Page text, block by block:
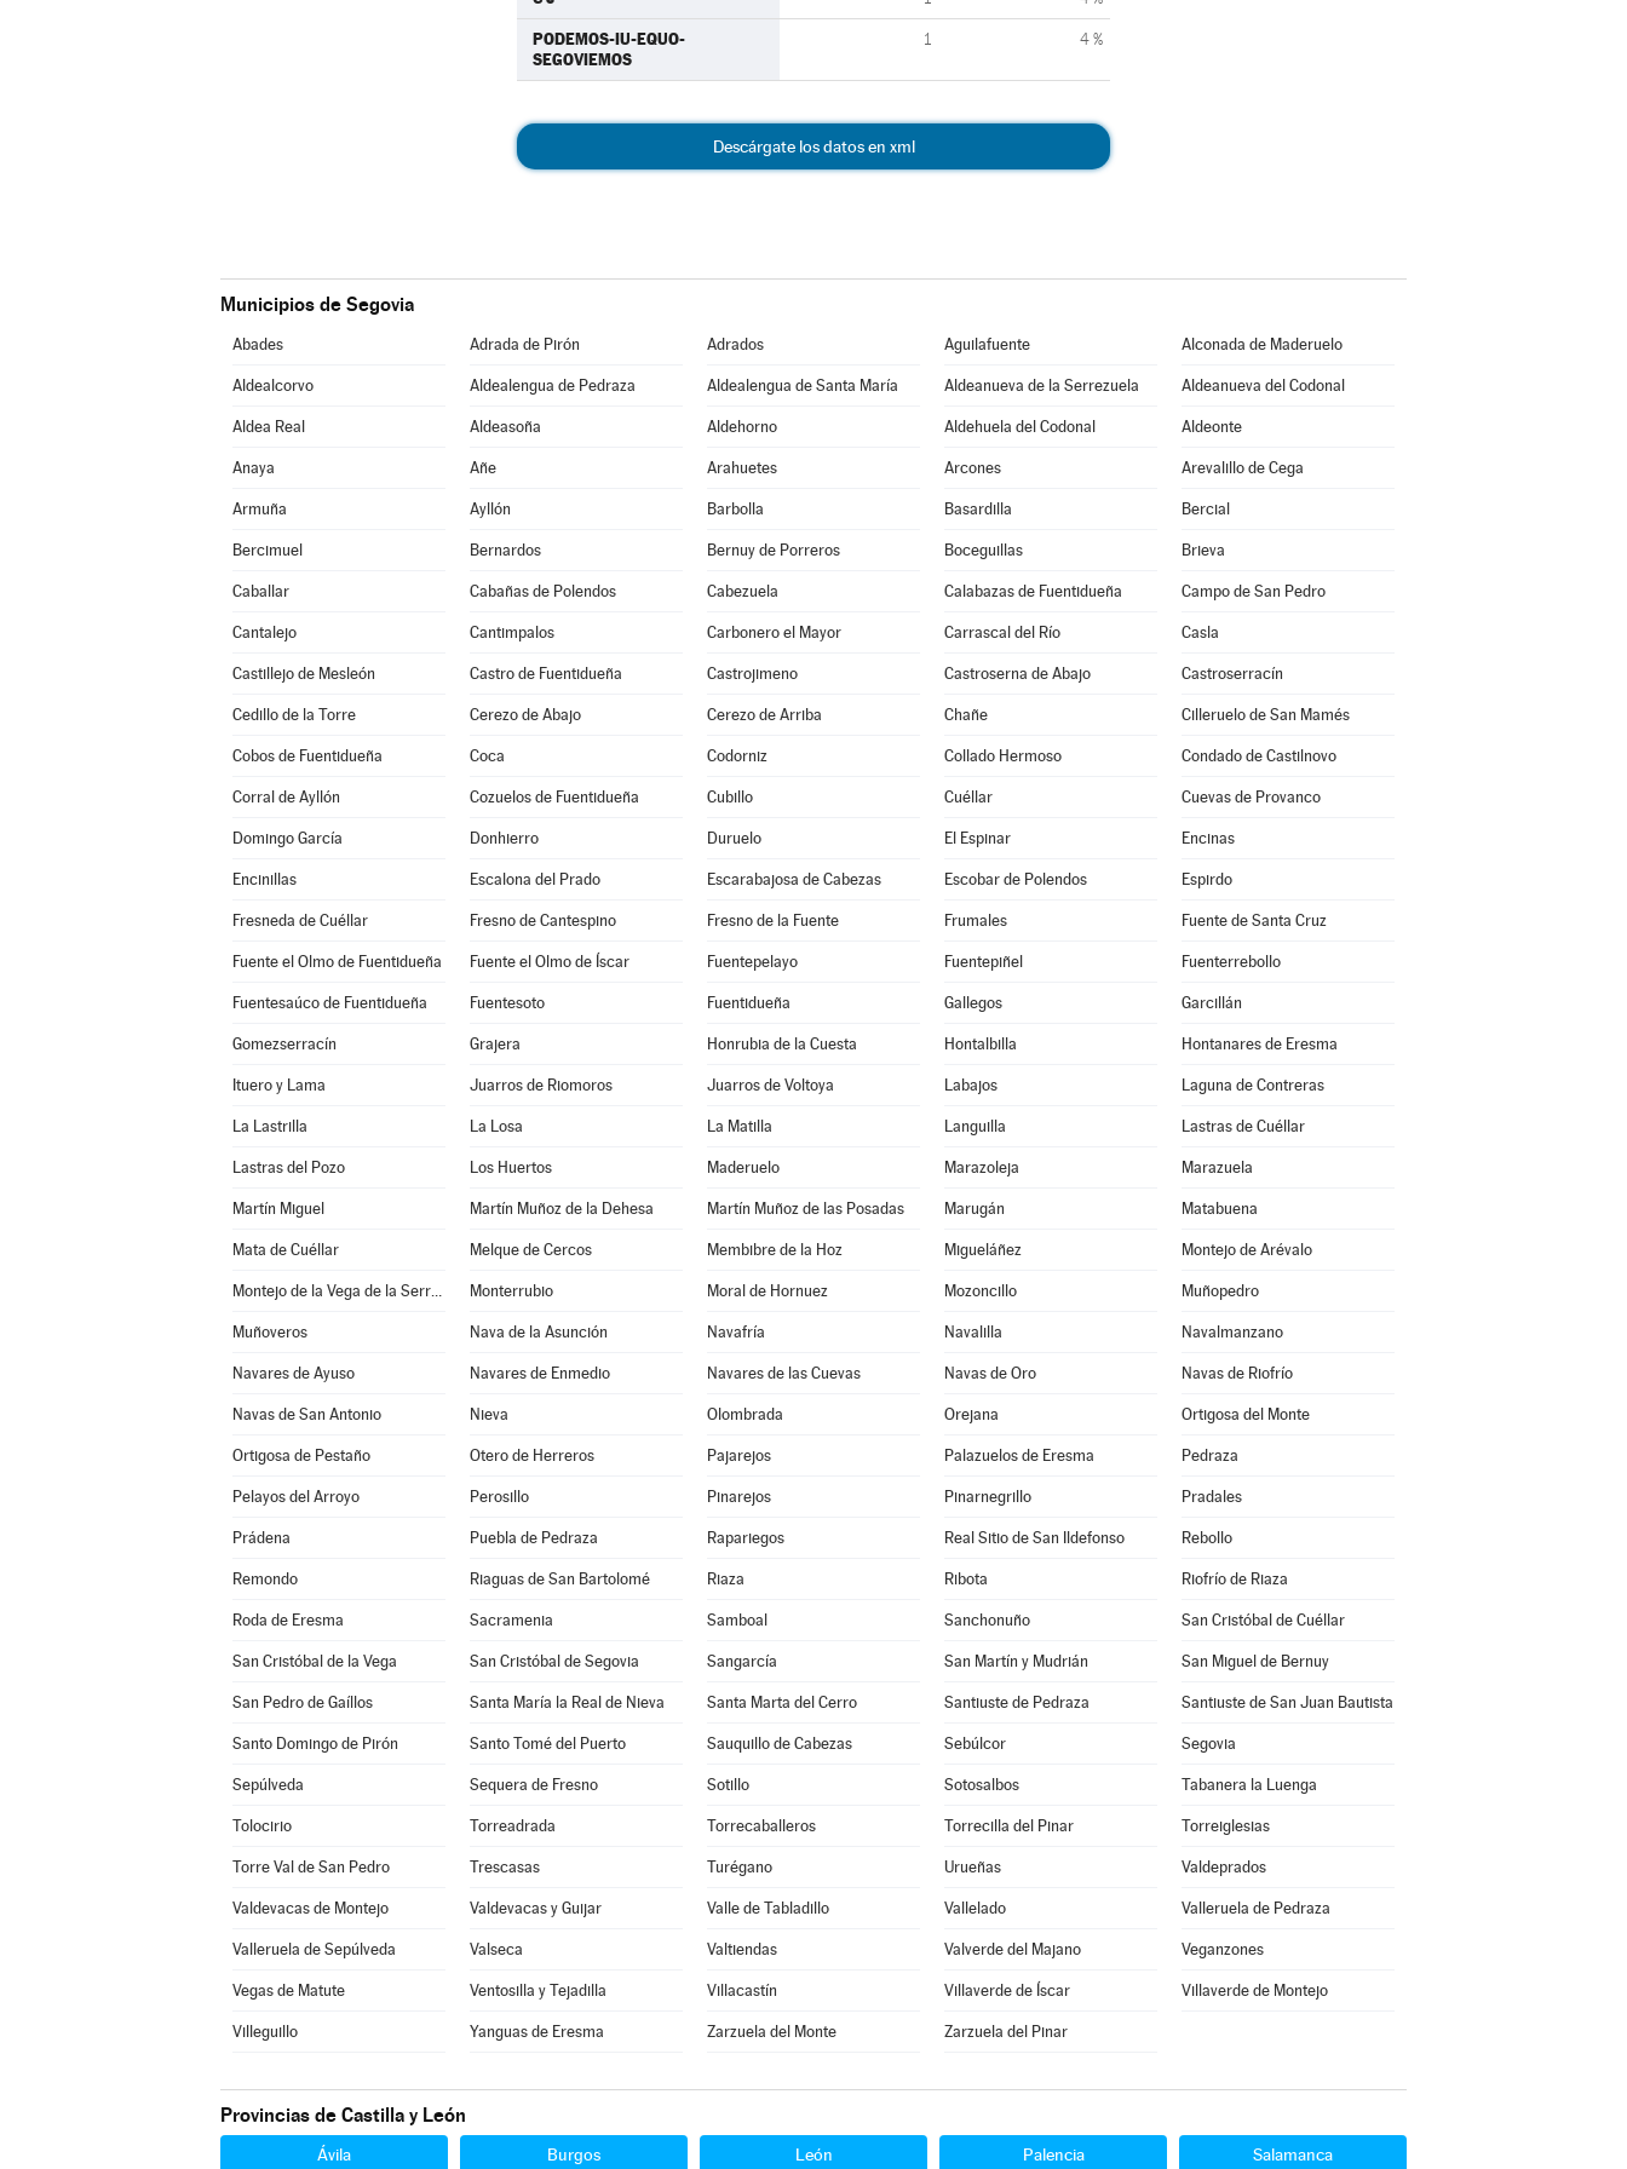
PODEMOS-IU-EQUO-
SEGOVIEMOS
1 4 %
Descárgate los datos en xml
Municipios de Segovia
Abades Adrada de Pirón Adrados Aguilafuente Alconada de Maderuelo
Aldealcorvo Aldealengua de Pedraza Aldealengua de Santa María Aldeanueva de la Serrezuela Aldeanueva del Codonal
Aldea Real Aldeasoña Aldehorno Aldehuela del Codonal Aldeonte
Anaya Añe Arahuetes Arcones Arevalillo de Cega
Armuña Ayllón Barbolla Basardilla Bercial
Bercimuel Bernardos Bernuy de Porreros Boceguillas Brieva
Caballar Cabañas de Polendos Cabezuela Calabazas de Fuentidueña Campo de San Pedro
Cantalejo Cantimpalos Carbonero el Mayor Carrascal del Río Casla
Castillejo de Mesleón Castro de Fuentidueña Castrojimeno Castroserna de Abajo Castroserracín
Cedillo de la Torre Cerezo de Abajo Cerezo de Arriba Chañe Cilleruelo de San Mamés
Cobos de Fuentidueña Coca Codorniz Collado Hermoso Condado de Castilnovo
Corral de Ayllón Cozuelos de Fuentidueña Cubillo Cuéllar Cuevas de Provanco
Domingo García Donhierro Duruelo El Espinar Encinas
Encinillas Escalona del Prado Escarabajosa de Cabezas Escobar de Polendos Espirdo
Fresneda de Cuéllar Fresno de Cantespino Fresno de la Fuente Frumales Fuente de Santa Cruz
Fuente el Olmo de Fuentidueña Fuente el Olmo de Íscar Fuentepelayo Fuentepiñel Fuenterrebollo
Fuentesaúco de Fuentidueña Fuentesoto Fuentidueña Gallegos Garcillán
Gomezserracín Grajera Honrubia de la Cuesta Hontalbilla Hontanares de Eresma
Ituero y Lama Juarros de Riomoros Juarros de Voltoya Labajos Laguna de Contreras
La Lastrilla La Losa La Matilla Languilla Lastras de Cuéllar
Lastras del Pozo Los Huertos Maderuelo Marazoleja Marazuela
Martín Miguel Martín Muñoz de la Dehesa Martín Muñoz de las Posadas Marugán Matabuena
Mata de Cuéllar Melque de Cercos Membibre de la Hoz Migueláñez Montejo de Arévalo
Montejo de la Vega de la Serrezuela Monterrubio Moral de Hornuez Mozoncillo Muñopedro
Muñoveros Nava de la Asunción Navafría Navalilla Navalmanzano
Navares de Ayuso Navares de Enmedio Navares de las Cuevas Navas de Oro Navas de Riofrío
Navas de San Antonio Nieva Olombrada Orejana Ortigosa del Monte
Ortigosa de Pestaño Otero de Herreros Pajarejos Palazuelos de Eresma Pedraza
Pelayos del Arroyo Perosillo Pinarejos Pinarnegrillo Pradales
Prádena Puebla de Pedraza Rapariegos Real Sitio de San Ildefonso Rebollo
Remondo Riaguas de San Bartolomé Riaza Ribota Riofrío de Riaza
Roda de Eresma Sacramenia Samboal Sanchonuño San Cristóbal de Cuéllar
San Cristóbal de la Vega San Cristóbal de Segovia Sangarcía San Martín y Mudrián San Miguel de Bernuy
San Pedro de Gaíllos Santa María la Real de Nieva Santa Marta del Cerro Santiuste de Pedraza Santiuste de San Juan Bautista
Santo Domingo de Pirón Santo Tomé del Puerto Sauquillo de Cabezas Sebúlcor Segovia
Sepúlveda Sequera de Fresno Sotillo Sotosalbos Tabanera la Luenga
Tolocirio Torreadrada Torrecaballeros Torrecilla del Pinar Torreiglesias
Torre Val de San Pedro Trescasas Turégano Urueñas Valdeprados
Valdevacas de Montejo Valdevacas y Guijar Valle de Tabladillo Vallelado Valleruela de Pedraza
Valleruela de Sepúlveda Valseca Valtiendas Valverde del Majano Veganzones
Vegas de Matute Ventosilla y Tejadilla Villacastín Villaverde de Íscar Villaverde de Montejo
Villeguillo Yanguas de Eresma Zarzuela del Monte Zarzuela del Pinar
Provincias de Castilla y León
Ávila Burgos León Palencia Salamanca